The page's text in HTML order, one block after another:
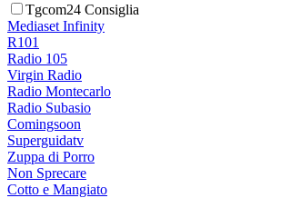
Tgcom24 Consiglia
Mediaset Infinity
R101
Radio 105
Virgin Radio
Radio Montecarlo
Radio Subasio
Comingsoon
Superguidatv
Zuppa di Porro
Non Sprecare
Cotto e Mangiato